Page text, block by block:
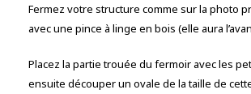
Fermez votre structure comme sur la photo
avec une pince à linge en bois (elle aura
Placez la partie trouée du fermoir avec les
ensuite découper un ovale de la taille de